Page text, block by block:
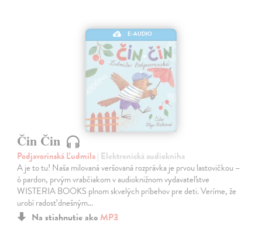
E-AUDIO
Čin Čin
Podjavorinská Ľudmila| Elektronická audiokniha
A je to tu! Naša milovaná veršovaná rozprávka je prvou lastovičkou –
ó pardon, prvým vrabčiakom v audioknižnom vydavateľstve
WISTERIA BOOKS plnom skvelých príbehov pre deti. Veríme, že
urobí radosť dnešným…
Na stiahnutie ako MP3